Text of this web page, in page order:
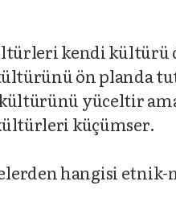
kendi kültürü
ön planda
yüceltir ama
küçümser.
hangisi